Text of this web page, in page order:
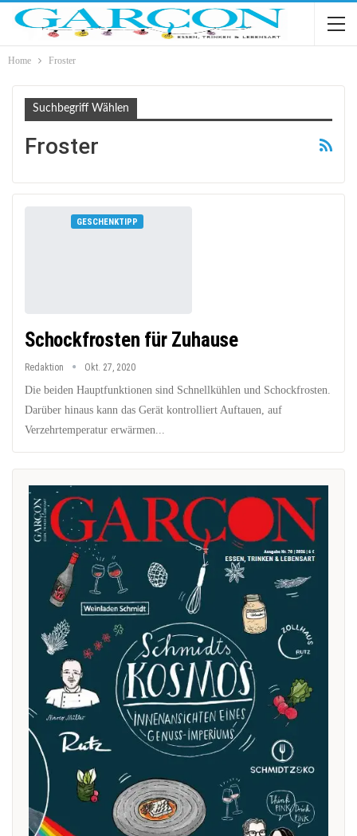
Home Froster
Suchbegriff Wählen
Froster
GESCHENKTIPP
Schockfrosten für Zuhause
Redaktion Okt. 27, 2020
Die beiden Hauptfunktionen sind Schnellkühlen und Schockfrosten.
Darüber hinaus kann das Gerät kontrolliert Auftauen, auf
Verzehrtemperatur erwärmen...